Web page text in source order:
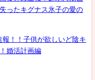
ったキグナス氷子の愛の
！！子供が欲しいど陰キ
婚活計画編